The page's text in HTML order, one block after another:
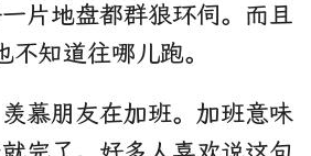
片地盘都群狼环伺。而且
知道往哪儿跑。
慕朋友在加班。加班意味